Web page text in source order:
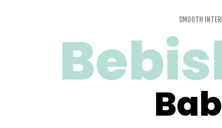
SMOOTH